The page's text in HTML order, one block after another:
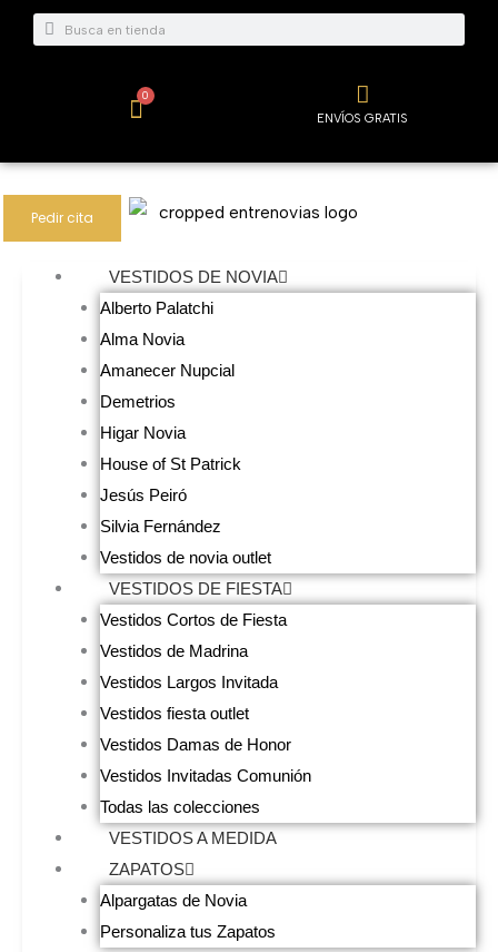
Buscar
Buscar
0
Carrito ENVÍOS GRATIS
VESTIDOS DE NOVIA
Alberto Palatchi
Alma Novia
Amanecer Nupcial
Demetrios
Higar Novia
House of St Patrick
Jesús Peiró
Silvia Fernández
Vestidos de novia outlet
VESTIDOS DE FIESTA
Vestidos Cortos de Fiesta
Vestidos de Madrina
Vestidos Largos Invitada
Vestidos fiesta outlet
Vestidos Damas de Honor
Vestidos Invitadas Comunión
Todas las colecciones
VESTIDOS A MEDIDA
ZAPATOS
Alpargatas de Novia
Personaliza tus Zapatos
Pedir cita